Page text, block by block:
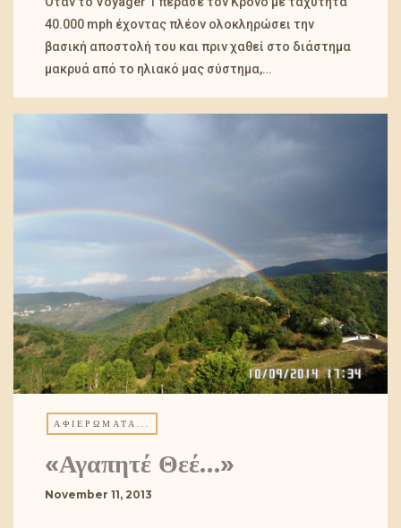
40.000 mph έχοντας πλέον ολοκληρώσει την
βασική αποστολή του και πριν χαθεί στο διάστημα
μακρυά από το ηλιακό μας σύστημα,…
ΑΦΙΕΡΏΜΑΤΑ...
«Αγαπητέ Θεέ…»
November 11, 2013